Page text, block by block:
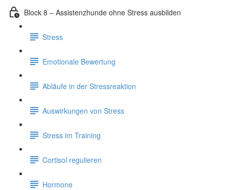
Block 8 – Assistenzhunde ohne Stress ausbilden
Stress
Emotionale Bewertung
Abläufe in der Stressreaktion
Auswirkungen von Stress
Stress im Training
Cortisol regulieren
Hormone